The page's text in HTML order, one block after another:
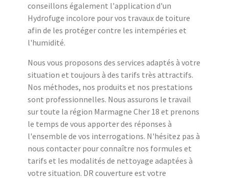
conseillons également l'application d'un
Hydrofuge incolore pour vos travaux de toiture
afin de les protéger contre les intempéries et
l'humidité.
Nous vous proposons des services adaptés à votre
situation et toujours à des tarifs très attractifs.
Nos méthodes, nos produits et nos prestations
sont professionnelles. Nous assurons le travail
sur toute la région Marmagne Cher 18 et prenons
le temps de vous apporter des réponses à
l'ensemble de vos interrogations. N'hésitez pas à
nous contacter pour connaître nos formules et
tarifs et les modalités de nettoyage adaptées à
votre situation. DR couverture est votre